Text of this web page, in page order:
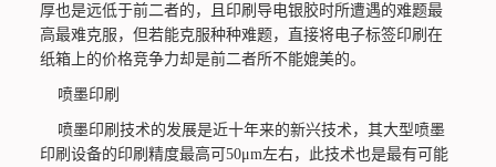
厚也是远低于前二者的，且印刷导电银胶时所遭遇的难题最
高最难克服，但若能克服种种难题，直接将电子标签印刷在
纸箱上的价格竞争力却是前二者所不能媲美的。
喷墨印刷
喷墨印刷技术的发展是近十年来的新兴技术，其大型喷墨
印刷设备的印刷精度最高可50μm左右，此技术也是最有可能